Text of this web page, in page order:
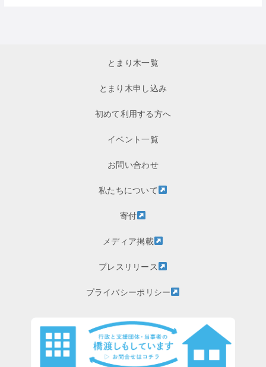
とまり木一覧
とまり木申し込み
初めて利用する方へ
イベント一覧
お問い合わせ
私たちについて
寄付
メディア掲載
プレスリリース
プライバシーポリシー